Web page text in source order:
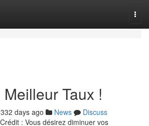
Taux !
332 days ago News
Discuss
: Vous désirez diminuer vos